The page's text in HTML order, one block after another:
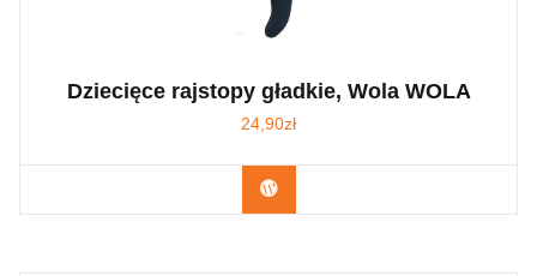
Dziecięce rajstopy gładkie, Wola WOLA
24,90zł
Kup Teraz